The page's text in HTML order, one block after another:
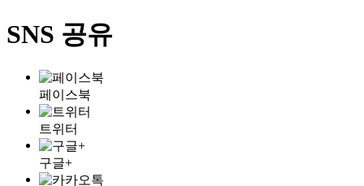
SNS 공유
페이스북
트위터
구글+